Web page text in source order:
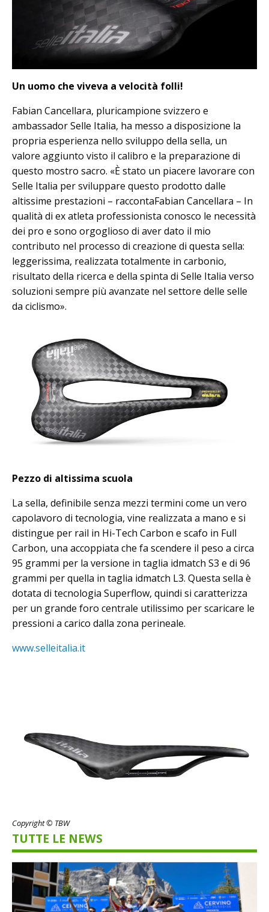
Un uomo che viveva a velocità folli!
Fabian Cancellara, pluricampione svizzero e
ambassador Selle Italia, ha messo a disposizione la
propria esperienza nello sviluppo della sella, un
valore aggiunto visto il calibro e la preparazione di
questo mostro sacro. «È stato un piacere lavorare con
Selle Italia per sviluppare questo prodotto dalle
altissime prestazioni – raccontaFabian Cancellara – In
qualità di ex atleta professionista conosco le necessità
dei pro e sono orgoglioso di aver dato il mio
contributo nel processo di creazione di questa sella:
leggerissima, realizzata totalmente in carbonio,
risultato della ricerca e della spinta di Selle Italia verso
soluzioni sempre più avanzate nel settore delle selle
da ciclismo».
Pezzo di altissima scuola
La sella, definibile senza mezzi termini come un vero
capolavoro di tecnologia, vine realizzata a mano e si
distingue per rail in Hi-Tech Carbon e scafo in Full
Carbon, una accoppiata che fa scendere il peso a circa
95 grammi per la versione in taglia idmatch S3 e di 96
grammi per quella in taglia idmatch L3. Questa sella è
dotata di tecnologia Superflow, quindi si caratterizza
per un grande foro centrale utilissimo per scaricare le
pressioni a carico dalla zona perineale.
www.selleitalia.it
Copyright © TBW
TUTTE LE NEWS